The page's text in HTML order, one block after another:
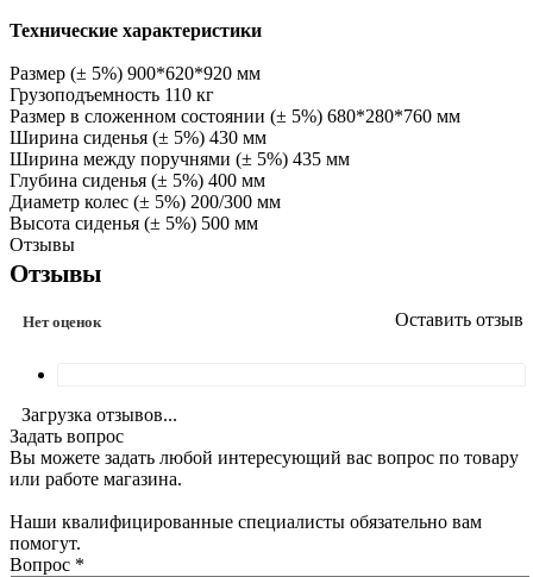
Технические характеристики
Размер (± 5%) 900*620*920 мм
Грузоподъемность 110 кг
Размер в сложенном состоянии (± 5%) 680*280*760 мм
Ширина сиденья (± 5%) 430 мм
Ширина между поручнями (± 5%) 435 мм
Глубина сиденья (± 5%) 400 мм
Диаметр колес (± 5%) 200/300 мм
Высота сиденья (± 5%) 500 мм
Отзывы
Отзывы
Нет оценок Оставить отзыв
Загрузка отзывов...
Задать вопрос
Вы можете задать любой интересующий вас вопрос по товару
или работе магазина.
Наши квалифицированные специалисты обязательно вам
помогут.
Вопрос *